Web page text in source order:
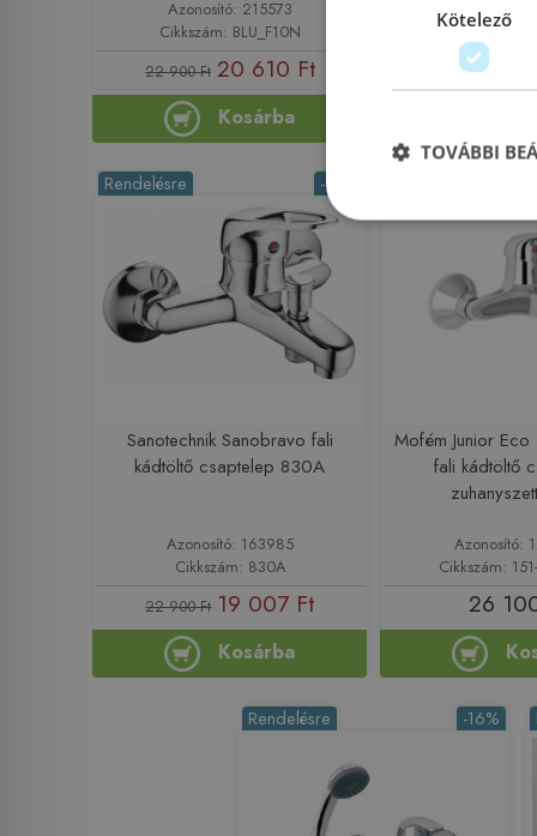
Azonosító: 215573
Cikkszám: BLU_F10N
22 900 Ft 20 610 Ft
Kosárba
Azonosító:
Cikkszám:
26 350
-17%
Rendelésre
Sanotechnik Sanobravo fali
kádtöltő csaptelep 830A
Azonosító: 163985
Cikkszám: 830A
22 900 Ft 19 007 Ft
Kosárba
Mofém Junior
fali kádtöltő
Azonosító:
Cikkszám:
26
-16%
Rendelésre
Kötelező
TOVÁBBI